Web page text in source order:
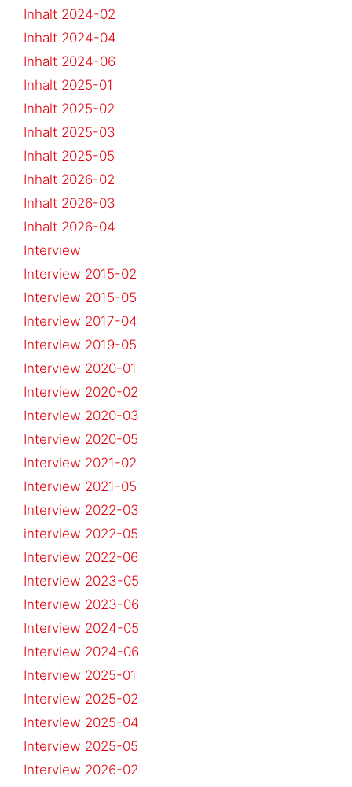
Inhalt 2024-02
Inhalt 2024-04
Inhalt 2024-06
Inhalt 2025-01
Inhalt 2025-02
Inhalt 2025-03
Inhalt 2025-05
Inhalt 2026-02
Inhalt 2026-03
Inhalt 2026-04
Interview
Interview 2015-02
Interview 2015-05
Interview 2017-04
Interview 2019-05
Interview 2020-01
Interview 2020-02
Interview 2020-03
Interview 2020-05
Interview 2021-02
Interview 2021-05
Interview 2022-03
interview 2022-05
Interview 2022-06
Interview 2023-05
Interview 2023-06
Interview 2024-05
Interview 2024-06
Interview 2025-01
Interview 2025-02
Interview 2025-04
Interview 2025-05
Interview 2026-02